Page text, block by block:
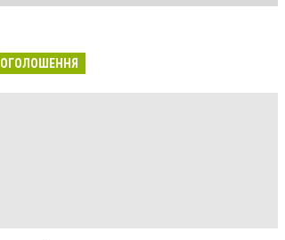
ОГОЛОШЕННЯ